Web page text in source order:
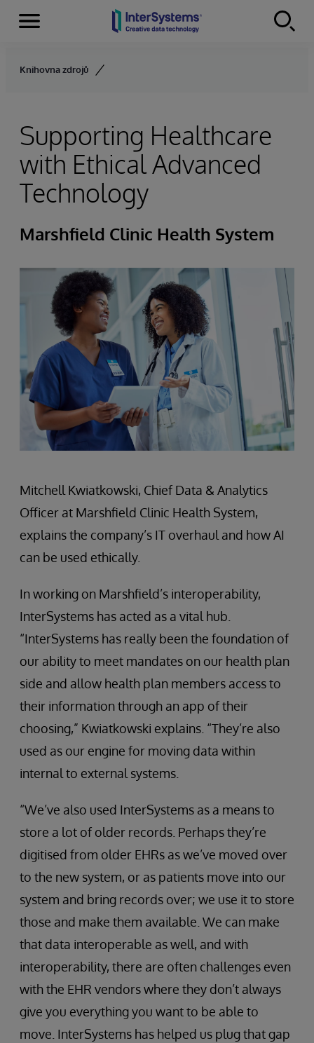
Skip to content
Menu
Knihovna zdrojů
Supporting Healthcare
with Ethical Advanced
Technology
Marshfield Clinic Health System
Mitchell Kwiatkowski, Chief Data & Analytics
Officer at Marshfield Clinic Health System,
explains the company’s IT overhaul and how AI
can be used ethically.
In working on Marshfield’s interoperability,
InterSystems has acted as a vital hub.
“InterSystems has really been the foundation of
our ability to meet mandates on our health plan
side and allow health plan members access to
their information through an app of their
choosing,” Kwiatkowski explains. “They’re also
used as our engine for moving data within
internal to external systems.
“We’ve also used InterSystems as a means to
store a lot of older records. Perhaps they’re
digitised from older EHRs as we’ve moved over
to the new system, or as patients move into our
system and bring records over; we use it to store
those and make them available. We can make
that data interoperable as well, and with
interoperability, there are often challenges even
with the EHR vendors where they don’t always
give you everything you want to be able to
move. InterSystems has helped us plug that gap